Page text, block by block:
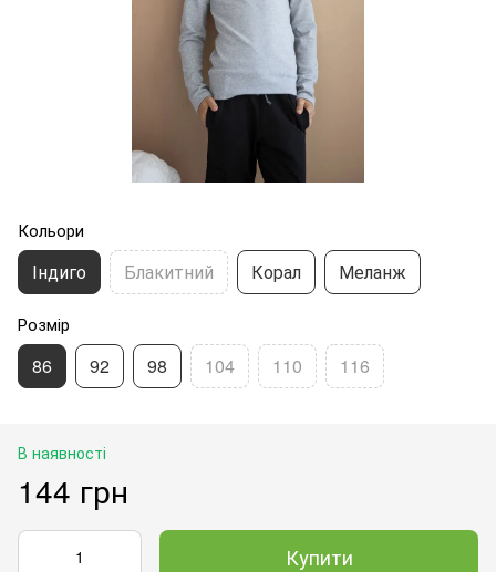
Кольори
Індиго Блакитний Корал Меланж
Розмір
86 92 98 104 110 116
В наявності
144 грн
Купити